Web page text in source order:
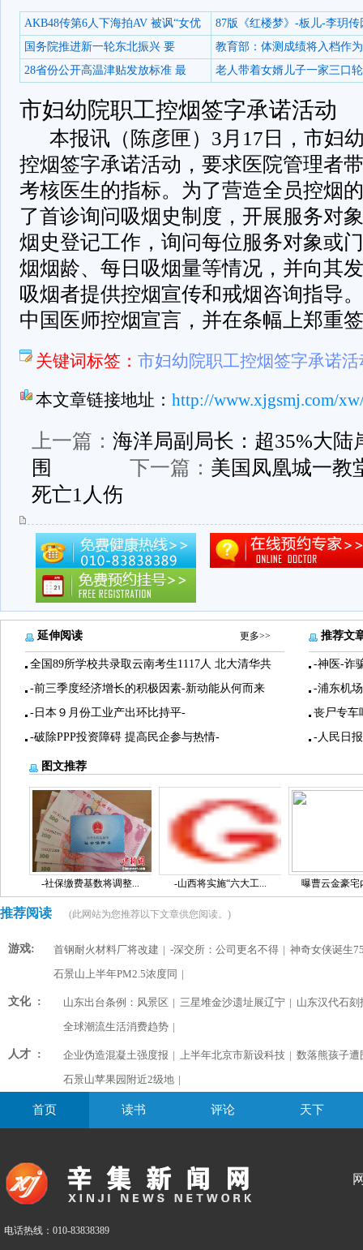
AKB48传第6人下海拍AV 被讽“女优
87版《红楼梦》-板儿-李玥传
国务院推进新一轮东北振兴 要
教育部：体测成绩将入档作
28省份公开高温津贴发放标准 最
老人带着女婿儿子一家三口
市妇幼院职工控烟签字承诺活动
本报讯（陈彦匣）3月17日，市妇
控烟签字承诺活动，要求医院管理者
考核医生的指标。为了营造全员控烟
了首诊询问吸烟史制度，开展服务对
烟史登记工作，询问每位服务对象或
烟烟龄、每日吸烟量等情况，并向其
吸烟者提供控烟宣传和戒烟咨询指导
中国医师控烟宣言，并在条幅上郑重
关键词标签： 市妇幼院职工控烟签字承诺活
本文章链接地址： http://www.xjgsmj.com/
上一篇： 海洋局副局长：超35%大陆
围
下一篇： 美国凤凰城一教
死亡1人伤
延伸阅读 更多>>
全国89所学校共录取云南考生1117人 北大清华共
-前三季度经济增长的积极因素-新动能从何而来
-日本９月份工业产出环比持平-
-破除PPP投资障碍 提高民企参与热情-
推荐文
-神医-诈
-浦东机
丧尸专车
-人民日
图文推荐
-社保缴费基数将调整... -山西将实施“六大工... 曝曹云金豪宅
推荐阅读 (此网站为您推荐以下文章供您阅读。)
游戏: 首钢耐火材料厂将改建 | -深交所：公司更名不得 | 神奇女侠诞生
石景山上半年PM2.5浓度同 |
文化 : 山东出台条例：风景区 | 三星堆金沙遗址展辽宁 | 山东汉代石刻
全球潮流生活消费趋势 |
人才 : 企业伪造混凝土强度报 | 上半年北京市新设科技 | 数落熊孩子遭
石景山苹果园附近2级地 |
首页 读书 评论 天下
电话热线：010-83838389